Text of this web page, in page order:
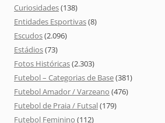
Curiosidades(138)
Entidades Esportivas(8)
Escudos(2.096)
Estádios(73)
Fotos Históricas(2.303)
Futebol – Categorias de Base(381)
Futebol Amador / Varzeano (476)
Futebol de Praia / Futsal(179)
Futebol Feminino (112)